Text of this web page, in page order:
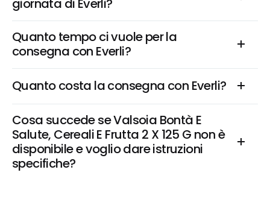
giornata di Everli?
Quanto tempo ci vuole per la
consegna con Everli?
Quanto costa la consegna con Everli?
Cosa succede se Valsoia Bontà E
Salute, Cereali E Frutta 2 X 125 G non è
disponibile e voglio dare istruzioni
specifiche?